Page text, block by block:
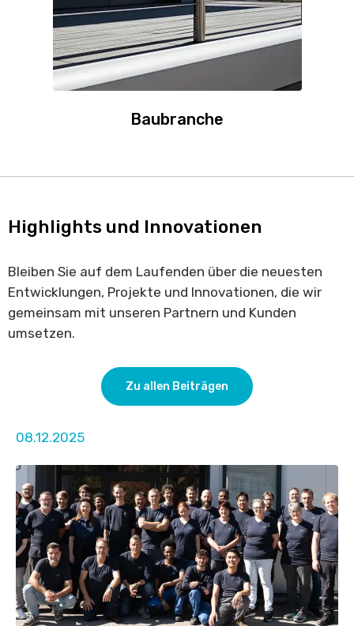
Baubranche
Highlights und Innovationen
Bleiben Sie auf dem Laufenden über die neuesten
Entwicklungen, Projekte und Innovationen, die wir
gemeinsam mit unseren Partnern und Kunden
umsetzen.
Zu allen Beiträgen
08.12.2025